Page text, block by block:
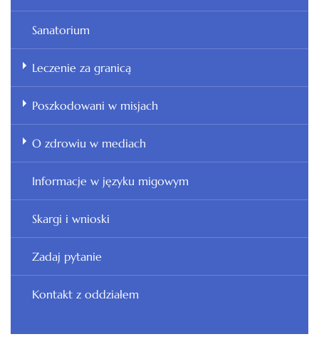
Sanatorium
Leczenie za granicą
Poszkodowani w misjach
O zdrowiu w mediach
Informacje w języku migowym
Skargi i wnioski
Zadaj pytanie
Kontakt z oddziałem